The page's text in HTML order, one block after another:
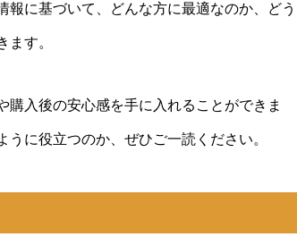
に基づいて、どんな方に最適なのか、どう
ます。
入後の安心感を手に入れることができま
に役立つのか、ぜひご一読ください。